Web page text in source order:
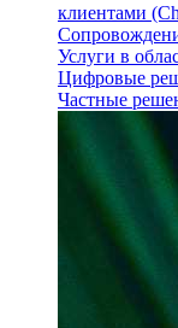
клиентами
Услуги в
Цифровые
Частные